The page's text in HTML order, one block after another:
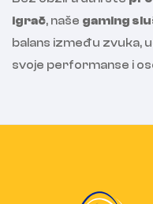
igrač, naše gaming
balans između zvuka,
svoje performanse i